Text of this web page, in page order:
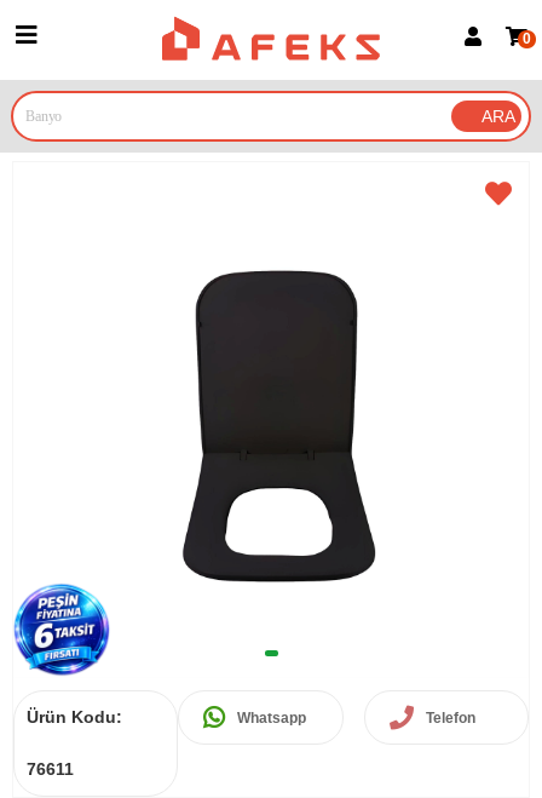
Google İle Bağlan
0
Ürün Kodu:
76611
Whatsapp Telefon